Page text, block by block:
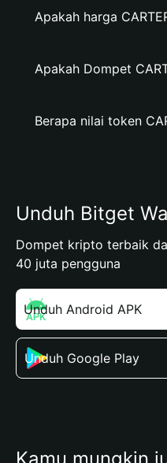
Apakah harga
Apakah Dompet
Berapa nilai token
Unduh Bitget
Dompet kripto terbaik
40 juta pengguna
Unduh Android APK
Unduh Google Play